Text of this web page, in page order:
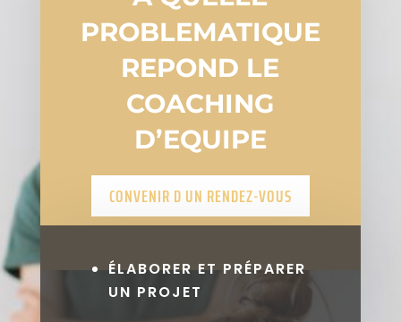
PROBLEMATIQUE
REPOND LE
COACHING
D’EQUIPE
CONVENIR D UN RENDEZ-VOUS
ÉLABORER ET PRÉPARER
UN PROJET